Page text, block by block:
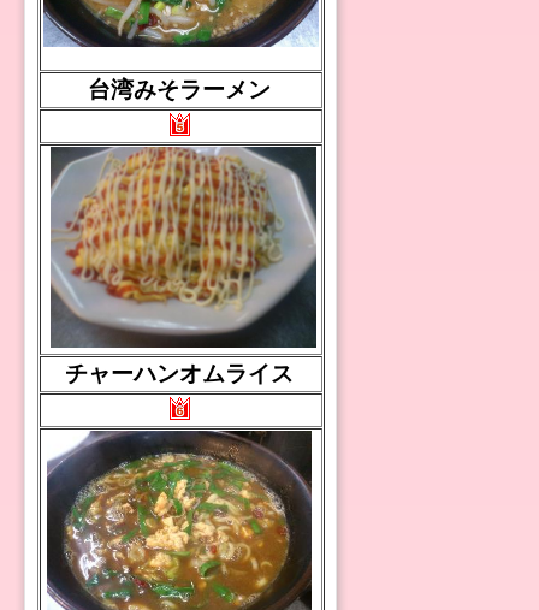
台湾みそラーメン
チャーハンオムライス